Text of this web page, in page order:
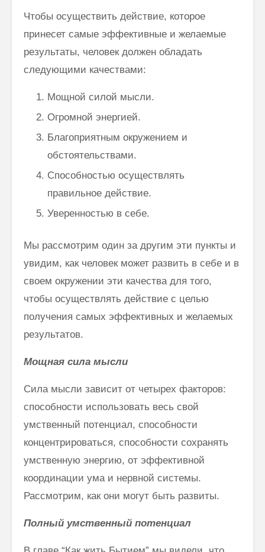
Чтобы осуществить действие, которое
принесет самые эффективные и желаемые
результаты, человек должен обладать
следующими качествами:
Мощной силой мысли.
Огромной энергией.
Благоприятным окружением и
обстоятельствами.
Способностью осуществлять
правильное действие.
Уверенностью в себе.
Мы рассмотрим один за другим эти пункты и
увидим, как человек может развить в себе и в
своем окружении эти качества для того,
чтобы осуществлять действие с целью
получения самых эффективных и желаемых
результатов.
Мощная сила мысли
Сила мысли зависит от четырех факторов:
способности использовать весь свой
умственный потенциал, способности
концентрироваться, способности сохранять
умственную энергию, от эффективной
координации ума и нервной системы.
Рассмотрим, как они могут быть развиты.
Полный умственный потенциал